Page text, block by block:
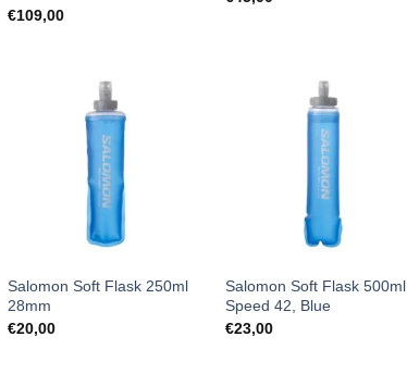
€109,00
Salomon Soft Flask 250ml
28mm
€20,00
Salomon Soft Flask 500ml,
Speed ​​42, Blue
€23,00